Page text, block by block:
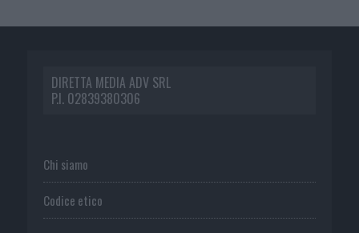
DIRETTA MEDIA ADV SRL
P.I. 02839380306
Chi siamo
Codice etico